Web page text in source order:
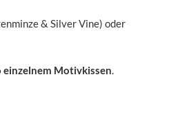
& Silver Vine) oder
einzelnem Motivkissen.